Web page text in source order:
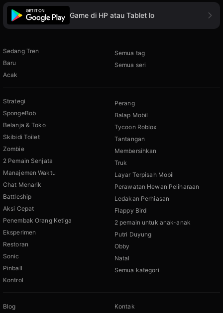
Game di HP atau Tablet lo
Sedang Tren
Baru
Acak
Semua tag
Semua seri
Strategi
SpongeBob
Belanja & Toko
Skibidi Toilet
Zombie
2 Pemain Senjata
Manajemen Waktu
Chat Menarik
Battleship
Aksi Cepat
Penembak Orang Ketiga
Eksperimen
Restoran
Sonic
Pinball
Kontrol
Perang
Balap Mobil
Tycoon Roblox
Tantangan
Membersihkan
Truk
Layar Terpisah Mobil
Perawatan Hewan Peliharaan
Ledakan Perhiasan
Flappy Bird
2 pemain untuk anak-anak
Putri Duyung
Obby
Natal
Semua kategori
Blog Kontak